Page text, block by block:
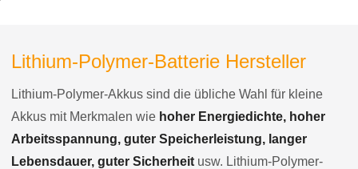
Lithium-Polymer-Batterie Hersteller
Lithium-Polymer-Akkus sind die übliche Wahl für kleine
Akkus mit Merkmalen wie hoher Energiedichte, hoher
Arbeitsspannung, guter Speicherleistung, langer
Lebensdauer, guter Sicherheit usw. Lithium-Polymer-